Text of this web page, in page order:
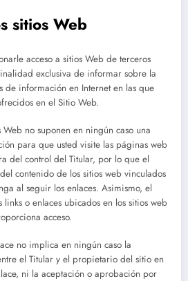
sitios Web
acceso a sitios Web de terceros
exclusiva de informar sobre la
de información en Internet en las que
en el Sitio Web.
Web no suponen en ningún caso una
para que usted visite las páginas web
del control del Titular, por lo que el
contenido de los sitios web vinculados
al seguir los enlaces. Asimismo, el
o enlaces ubicados en los sitios web
acceso.
no implica en ningún caso la
el Titular y el propietario del sitio en
ni la aceptación o aprobación por